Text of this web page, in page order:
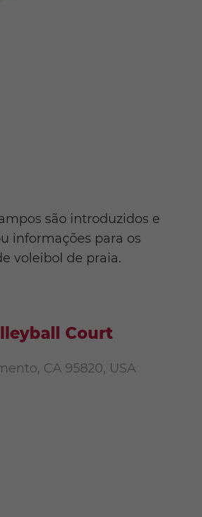
são introduzidos e
informações para os
voleibol de praia.
Court
CA 95820, USA